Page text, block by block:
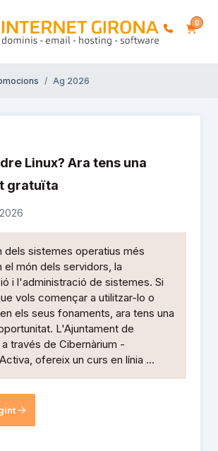
0
Ag 2026
Linux? Ara tens una
gratuïta
dels sistemes operatius més
el món dels servidors, la
i l'administració de sistemes. Si
vols començar a utilitzar-lo o
els seus fonaments, ara tens una
L'Ajuntament de
través de Cibernàrium -
ofereix un curs en línia ...